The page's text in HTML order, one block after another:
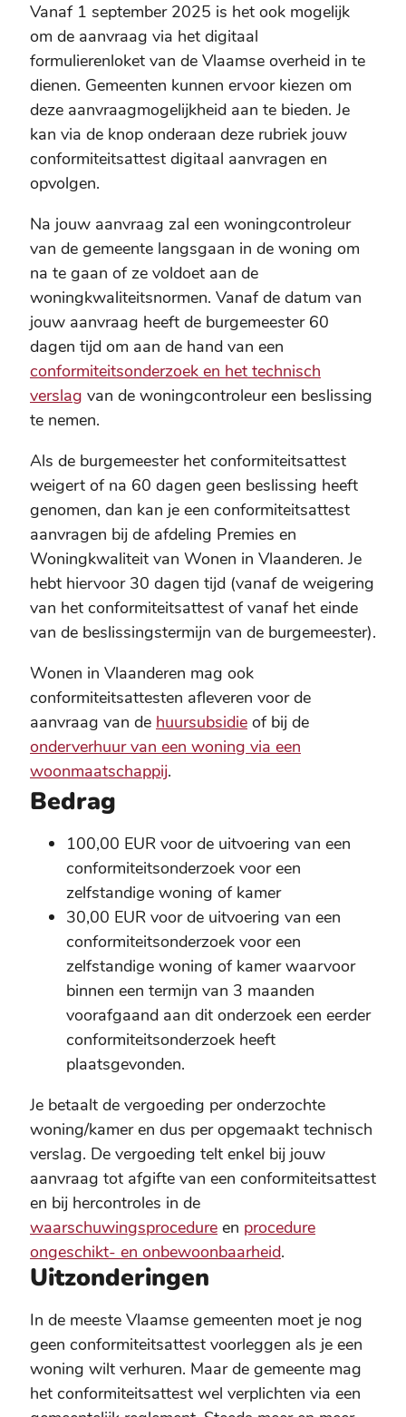
Vanaf 1 september 2025 is het ook mogelijk
om de aanvraag via het digitaal
formulierenloket van de Vlaamse overheid in te
dienen. Gemeenten kunnen ervoor kiezen om
deze aanvraagmogelijkheid aan te bieden. Je
kan via de knop onderaan deze rubriek jouw
conformiteitsattest digitaal aanvragen en
opvolgen.
Na jouw aanvraag zal een woningcontroleur
van de gemeente langsgaan in de woning om
na te gaan of ze voldoet aan de
woningkwaliteitsnormen. Vanaf de datum van
jouw aanvraag heeft de burgemeester 60
dagen tijd om aan de hand van een
conformiteitsonderzoek en het technisch
verslag van de woningcontroleur een beslissing
te nemen.
Als de burgemeester het conformiteitsattest
weigert of na 60 dagen geen beslissing heeft
genomen, dan kan je een conformiteitsattest
aanvragen bij de afdeling Premies en
Woningkwaliteit van Wonen in Vlaanderen. Je
hebt hiervoor 30 dagen tijd (vanaf de weigering
van het conformiteitsattest of vanaf het einde
van de beslissingstermijn van de burgemeester).
Wonen in Vlaanderen mag ook
conformiteitsattesten afleveren voor de
aanvraag van de huursubsidie of bij de
onderverhuur van een woning via een
woonmaatschappij.
Bedrag
100,00 EUR voor de uitvoering van een
conformiteitsonderzoek voor een
zelfstandige woning of kamer
30,00 EUR voor de uitvoering van een
conformiteitsonderzoek voor een
zelfstandige woning of kamer waarvoor
binnen een termijn van 3 maanden
voorafgaand aan dit onderzoek een eerder
conformiteitsonderzoek heeft
plaatsgevonden.
Je betaalt de vergoeding per onderzochte
woning/kamer en dus per opgemaakt technisch
verslag. De vergoeding telt enkel bij jouw
aanvraag tot afgifte van een conformiteitsattest
en bij hercontroles in de
waarschuwingsprocedure en procedure
ongeschikt- en onbewoonbaarheid.
Uitzonderingen
In de meeste Vlaamse gemeenten moet je nog
geen conformiteitsattest voorleggen als je een
woning wilt verhuren. Maar de gemeente mag
het conformiteitsattest wel verplichten via een